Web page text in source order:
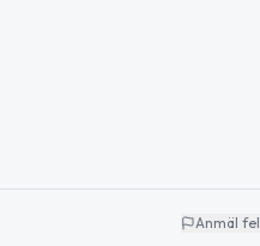
Anmäl fel